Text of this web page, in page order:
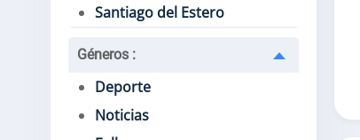
Santiago del Estero
Géneros :
Deporte
Noticias